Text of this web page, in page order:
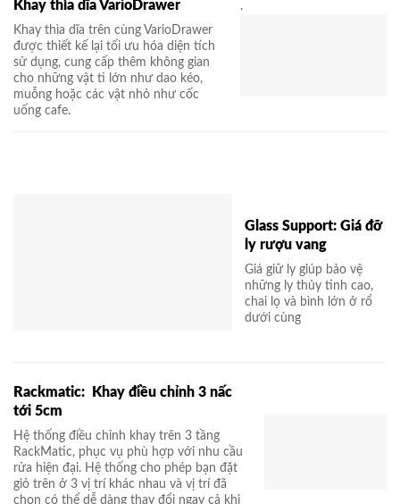
Khay thìa dĩa VarioDrawer
Khay thìa dĩa trên cùng VarioDrawer
được thiết kế lại tối ưu hóa diện tích
sử dụng, cung cấp thêm không gian
cho những vật ti lớn như dao kéo,
muỗng hoặc các vật nhỏ như cốc
uống cafe.
.
Glass Support: Giá đỡ
ly rượu vang
Giá giữ ly giúp bảo vệ
những ly thủy tinh cao,
chai lọ và bình lớn ở rổ
dưới cùng
Rackmatic: Khay điều chỉnh 3 nấc
tới 5cm
Hệ thống điều chỉnh khay trên 3 tầng
RackMatic, phục vụ phù hợp với nhu cầu
rửa hiện đại. Hệ thống cho phép bạn đặt
giỏ trên ở 3 vị trí khác nhau và vị trí đã
chọn có thể dễ dàng thay đổi ngay cả khi